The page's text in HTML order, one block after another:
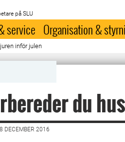
på SLU
service Organisation &
inför julen
du
DECEMBER 2016